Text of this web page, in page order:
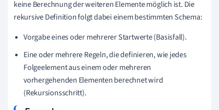
keine Berechnung der weiteren Elemente möglich ist. Die
rekursive Definition folgt dabei einem bestimmten Schema:
Vorgabe eines oder mehrerer Startwerte (Basisfall).
Eine oder mehrere Regeln, die definieren, wie jedes
Folgeelement aus einem oder mehreren
vorhergehenden Elementen berechnet wird
(Rekursionsschritt).